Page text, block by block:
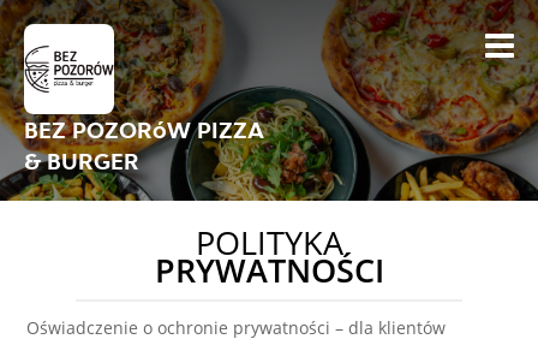
BEZ POZORóW PIZZA
& BURGER
POLITYKA
PRYWATNOŚCI
Oświadczenie o ochronie prywatności – dla klientów